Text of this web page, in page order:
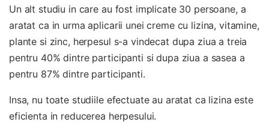
Un alt studiu in care au fost implicate 30 persoane, a
aratat ca in urma aplicarii unei creme cu lizina, vitamine,
plante si zinc, herpesul s-a vindecat dupa ziua a treia
pentru 40% dintre participanti si dupa ziua a sasea a
pentru 87% dintre participanti.
Insa, nu toate studiile efectuate au aratat ca lizina este
eficienta in reducerea herpesului.